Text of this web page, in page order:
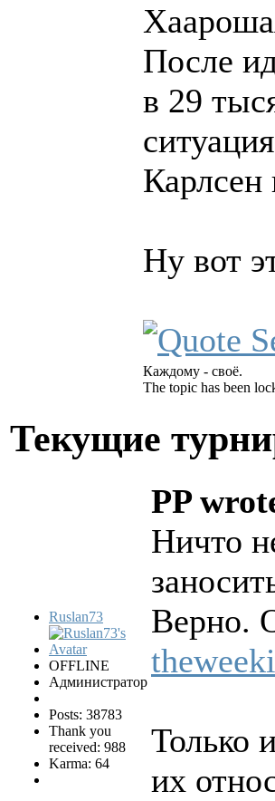
После
в 29
Ну вот
Каждому - своё.
The topic has been
Текущие
Ruslan73
OFFLINE
Администратор
Posts: 38783
Thank you
received: 988
Karma: 64
PP
Ничто
Верно.
Только
их